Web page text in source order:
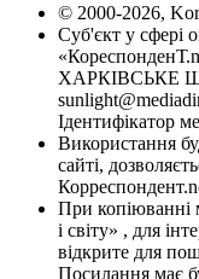
© 2000-2026,
Суб'єкт у сфері
ХАРКІВСЬКЕ
Ідентифікатор
Використання
сайті,
При копіюванні
і світу» , для
відкрите для
Посилання має